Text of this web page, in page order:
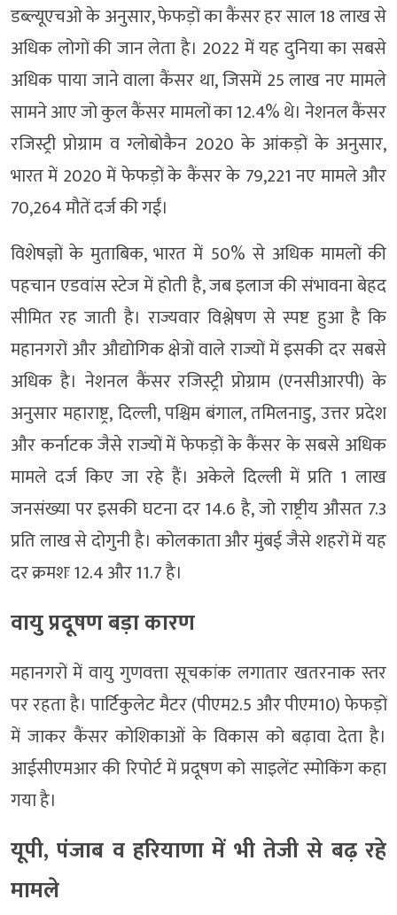
डब्ल्यूएचओ के अनुसार, फेफड़ों का कैंसर हर साल 18 लाख से
अधिक लोगों की जान लेता है। 2022 में यह दुनिया का सबसे
अधिक पाया जाने वाला कैंसर था, जिसमें 25 लाख नए मामले
सामने आए जो कुल कैंसर मामलों का 12.4% थे। नेशनल कैंसर
रजिस्ट्री प्रोग्राम व ग्लोबोकैन 2020 के आंकड़ों के अनुसार,
भारत में 2020 में फेफड़ों के कैंसर के 79,221 नए मामले और
70,264 मौतें दर्ज की गईं।
विशेषज्ञों के मुताबिक, भारत में 50% से अधिक मामलों की
पहचान एडवांस स्टेज में होती है, जब इलाज की संभावना बेहद
सीमित रह जाती है। राज्यवार विश्लेषण से स्पष्ट हुआ है कि
महानगरों और औद्योगिक क्षेत्रों वाले राज्यों में इसकी दर सबसे
अधिक है। नेशनल कैंसर रजिस्ट्री प्रोग्राम (एनसीआरपी) के
अनुसार महाराष्ट्र, दिल्ली, पश्चिम बंगाल, तमिलनाडु, उत्तर प्रदेश
और कर्नाटक जैसे राज्यों में फेफड़ों के कैंसर के सबसे अधिक
मामले दर्ज किए जा रहे हैं। अकेले दिल्ली में प्रति 1 लाख
जनसंख्या पर इसकी घटना दर 14.6 है, जो राष्ट्रीय औसत 7.3
प्रति लाख से दोगुनी है। कोलकाता और मुंबई जैसे शहरों में यह
दर क्रमशः 12.4 और 11.7 है।
वायु प्रदूषण बड़ा कारण
महानगरों में वायु गुणवत्ता सूचकांक लगातार खतरनाक स्तर
पर रहता है। पार्टिकुलेट मैटर (पीएम2.5 और पीएम10) फेफड़ों
में जाकर कैंसर कोशिकाओं के विकास को बढ़ावा देता है।
आईसीएमआर की रिपोर्ट में प्रदूषण को साइलेंट स्मोकिंग कहा
गया है।
यूपी, पंजाब व हरियाणा में भी तेजी से बढ़ रहे
मामले